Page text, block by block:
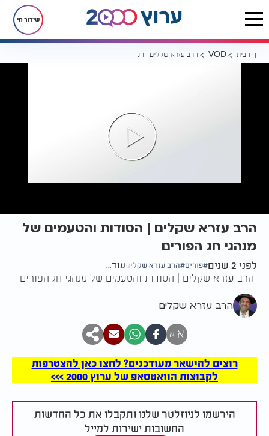
שידור חי
דף הבית VOD הרב עזרא שקלים | הסודות והטעמים של מנהגי חג הפורים
הרב עזרא שקלים | הסודות והטעמים של
מנהגי חג הפורים
לפני 2 שנים פורים הרב עזרא שקלים עוד...
הרב עזרא שקלים | הסודות והטעמים של מנהגי חג הפורים
הרב עזרא שקלים
א א
רוצים להישאר מעודכנים? לחצו כאן להצטרפות
לקבוצות הוואטסאפ של ערוץ 2000 >>>
הירשמו לניוזלטר שלנו ותקבלו את כל החדשות
החשובות ישירות למייל